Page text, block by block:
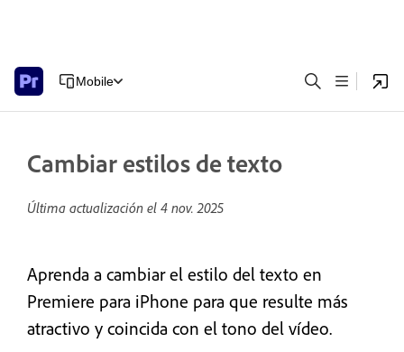
Mobile
Cambiar estilos de texto
Última actualización el 4 nov. 2025
Aprenda a cambiar el estilo del texto en
Premiere para iPhone para que resulte más
atractivo y coincida con el tono del vídeo.